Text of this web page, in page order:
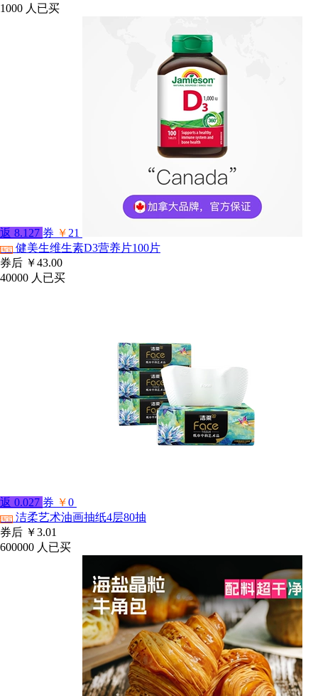
1000 人已买
返 8.127 券 ￥ 21
淘宝 健美生维生素D3营养片100片
券后 ￥43.00
40000 人已买
返 0.027 券 ￥0
淘宝 洁柔艺术油画抽纸4层80抽
券后 ￥3.01
600000 人已买